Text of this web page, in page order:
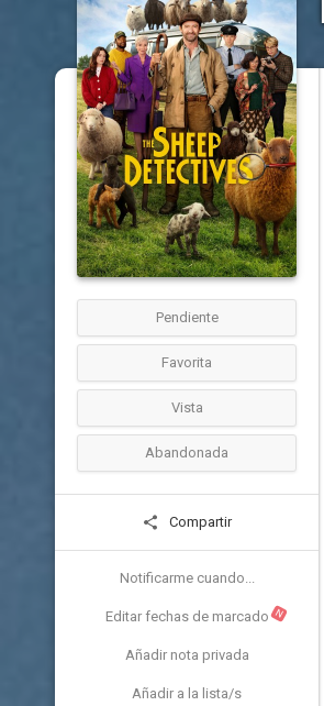
Pendiente
Favorita
Vista
Abandonada
Compartir
Notificarme cuando...
Editar fechas de marcado N
Añadir nota privada
Añadir a la lista/s